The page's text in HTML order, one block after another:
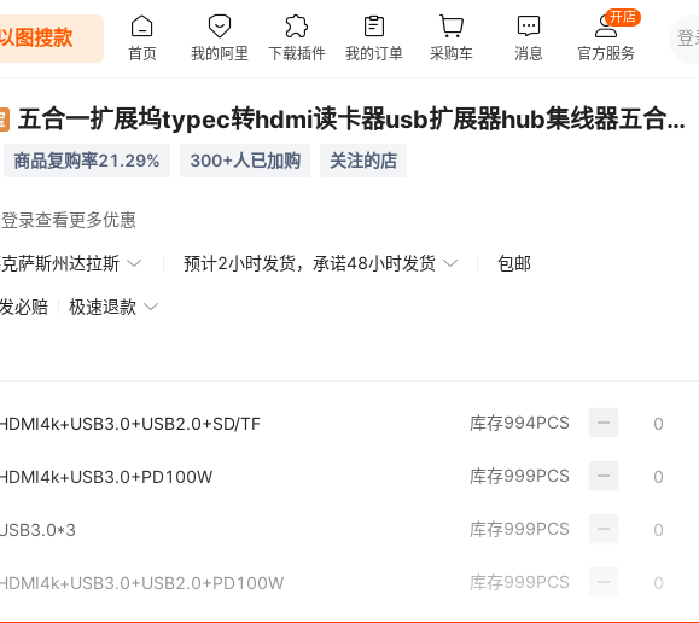
五合一扩展坞typec转hdmi读卡器usb扩展器hub集线器五合一拓展坞
商品复购率21.29% 300+人已加购 关注的店
登录查看更多优惠
萨斯州达拉斯 预计2小时发货，承诺48小时发货 包邮
必赔 极速退款
TF 库存994PCS
库存999PCS
库存999PCS
库存999PCS